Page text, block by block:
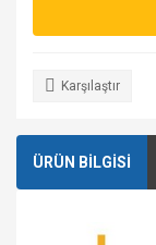
Karşılaştır
ÜRÜN BİLGİSİ